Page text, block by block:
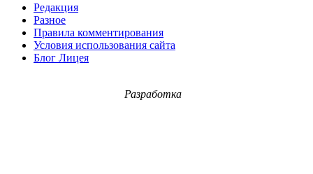
Редакция
Разное
Правила комментирования
Условия использования сайта
Блог Лицея
Разработка